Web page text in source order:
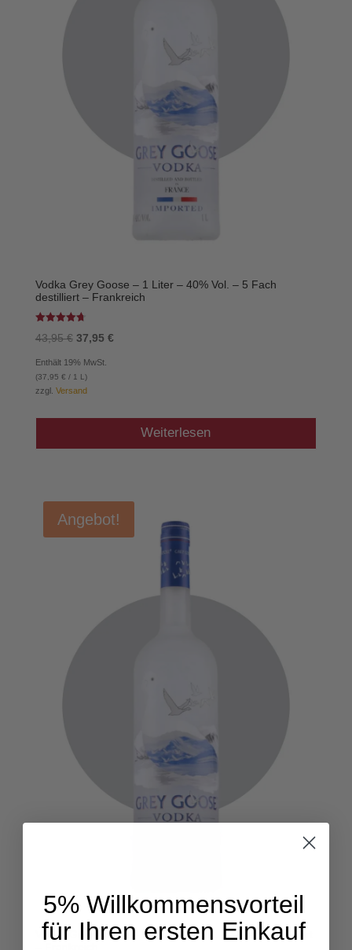
Vodka Grey Goose – 1 Liter – 40% Vol. – 5 Fach
destilliert – Frankreich
mit
von 5
43,95€ Ursprünglicher
war:
43,95 €
37,95 €Aktueller
Enthält 19% MwSt.
(37,95 € / 1 L)
zzgl. Versand
Weiterlesen
Angebot!
Vodka Grey Goose – 70cl – 40% Vol. – 5 Fach destilliert
5% Willkommensvorteil
für Ihren ersten Einkauf